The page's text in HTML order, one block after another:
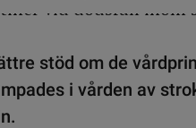
stöd om de
i vården av